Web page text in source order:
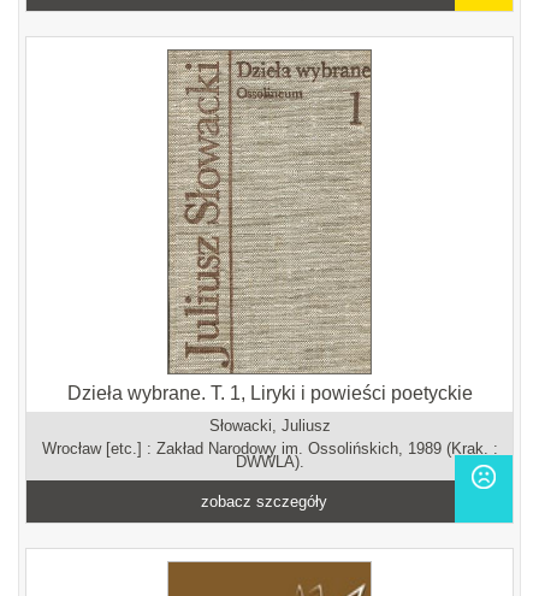
Dzieła wybrane. T. 1, Liryki i powieści poetyckie
Słowacki, Juliusz
Wrocław [etc.] : Zakład Narodowy im. Ossolińskich, 1989 (Krak. :
DWWLA).
zobacz szczegóły